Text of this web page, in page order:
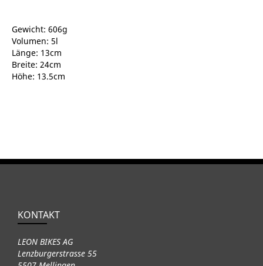
Gewicht: 606g
Volumen: 5l
Länge: 13cm
Breite: 24cm
Höhe: 13.5cm
KONTAKT
LEON BIKES AG
Lenzburgerstrasse 55